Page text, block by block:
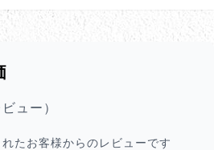
ュー）
たお客様からのレビューです